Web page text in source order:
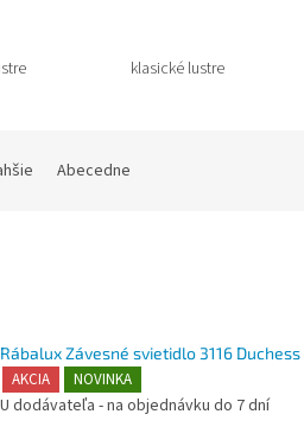
klasické lustre
Abecedne
Rábalux Závesné svietidlo 3116 Duchess
AKCIA NOVINKA
U dodávateľa - na objednávku do 7 dní